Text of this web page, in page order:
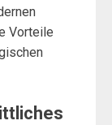
Vorteile